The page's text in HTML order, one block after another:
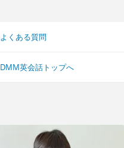
よくある質問
DMM英会話トップへ